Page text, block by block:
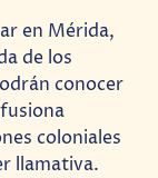
en Mérida,
de los
conocer
coloniales
llamativa.